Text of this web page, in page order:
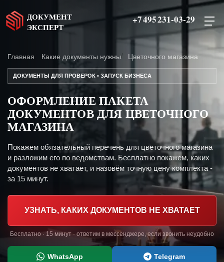
ДОКУМЕНТ
ЭКСПЕРТ
+7 495 231-03-29
Главная Какие документы нужны Цветочного магазина
ДОКУМЕНТЫ ДЛЯ ПРОВЕРОК • ЗАПУСК БИЗНЕСА
ОФОРМЛЕНИЕ ПАКЕТА
ДОКУМЕНТОВ ДЛЯ ЦВЕТОЧНОГО
МАГАЗИНА
Покажем обязательный перечень для цветочного магазина
и разложим его по ведомствам. Бесплатно покажем, каких
документов не хватает, и назовём точную цену комплекта -
за 15 минут.
УЗНАТЬ, КАКИХ ДОКУМЕНТОВ НЕ ХВАТАЕТ
Бесплатно · 15 минут · ответим в мессенджере, если звонить неудобно
WhatsApp Telegram